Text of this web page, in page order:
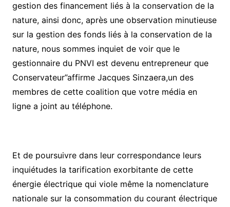
gestion des financement liés à la conservation de la
nature, ainsi donc, après une observation minutieuse
sur la gestion des fonds liés à la conservation de la
nature, nous sommes inquiet de voir que le
gestionnaire du PNVI est devenu entrepreneur que
Conservateur”affirme Jacques Sinzaera,un des
membres de cette coalition que votre média en
ligne a joint au téléphone.
Et de poursuivre dans leur correspondance leurs
inquiétudes la tarification exorbitante de cette
énergie électrique qui viole même la nomenclature
nationale sur la consommation du courant électrique